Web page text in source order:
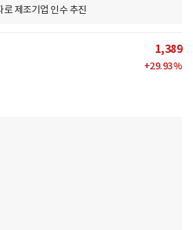
제조기업 인수 추진
1,389
+29.93%